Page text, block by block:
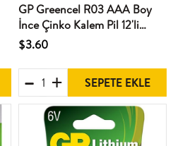
GP Greencel R03 AAA Boy
İnce Çinko Kalem Pil 12'li
Paket GP24G-VS12
$3.60
SEPETE EKLE